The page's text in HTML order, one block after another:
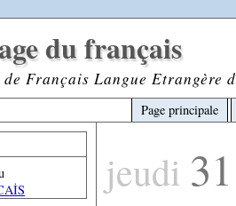
du français
Français Langue Etrangère
Page principale
jeudi 31